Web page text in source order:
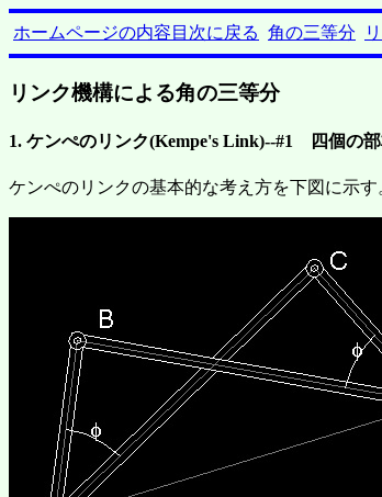
ホームページの内容目次に戻る 角の三等分
リンク機構による角の三等分
1. ケンぺのリンク(Kempe's Link)--#1 四個の
ケンぺのリンクの基本的な考え方を下図に示す